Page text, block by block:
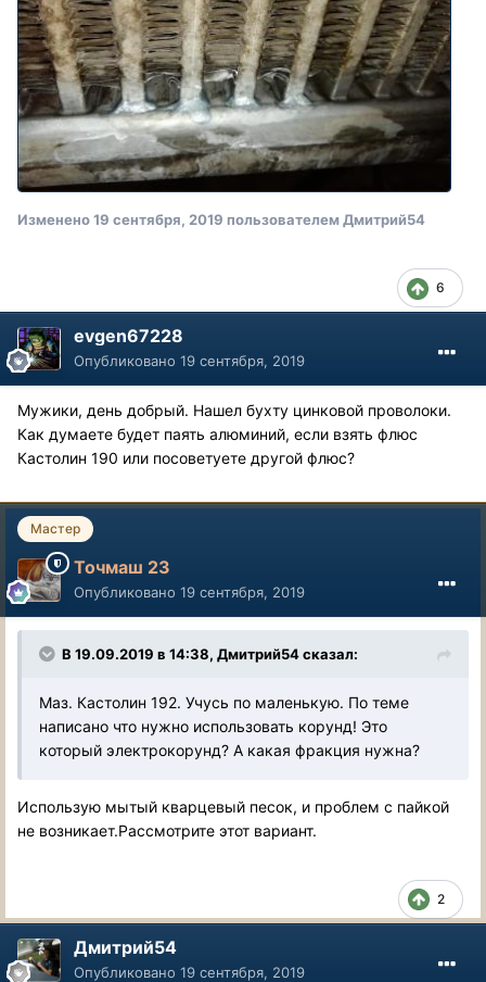
Изменено19 сентября, 2019 пользователем Дмитрий54
6
evgen67228
Опубликовано 19 сентября, 2019
Мужики, день добрый. Нашел бухту цинковой проволоки.
Как думаете будет паять алюминий, если взять флюс
Кастолин 190 или посоветуете другой флюс?
Мастер
Точмаш 23
Опубликовано 19 сентября, 2019
В 19.09.2019 в 14:38, Дмитрий54 сказал:
Маз. Кастолин 192. Учусь по маленькую. По теме
написано что нужно использовать корунд! Это
который электрокорунд? А какая фракция нужна?
Использую мытый кварцевый песок, и проблем с пайкой
не возникает.Рассмотрите этот вариант.
2
Дмитрий54
Опубликовано 19 сентября, 2019